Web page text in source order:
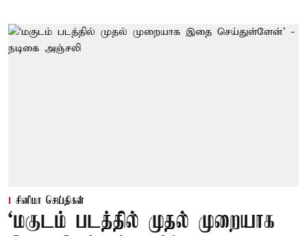
சினிமா செய்திகள்
‘மகுடம் படத்தில் முதல் முறையாக